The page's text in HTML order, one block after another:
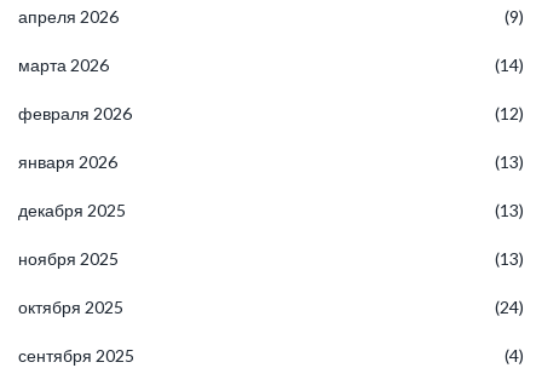
апреля 2026 (9)
марта 2026 (14)
февраля 2026 (12)
января 2026 (13)
декабря 2025 (13)
ноября 2025 (13)
октября 2025 (24)
сентября 2025 (4)